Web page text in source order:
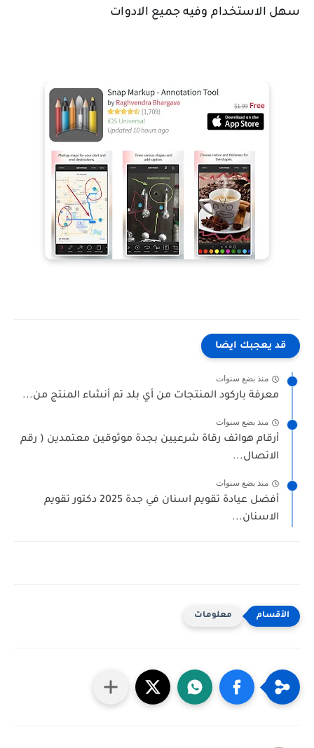
سهل الاستخدام وفيه جميع الادوات
قد يعجبك ايضا
منذ بضع سنوات
معرفة باركود المنتجات من أي بلد تم أنشاء المنتج من...
منذ بضع سنوات
أرقام هواتف رقاة شرعيين بجدة موثوقين معتمدين ( رقم
الاتصال...
منذ بضع سنوات
أفضل عيادة تقويم اسنان في جدة 2025 دكتور تقويم
الاسنان...
معلومات